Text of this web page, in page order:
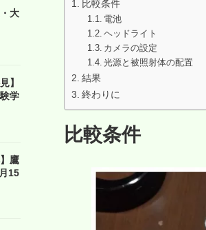
比較条件
電池
ヘッドライト
カメラの設定
光源と被照射体の配置
結果
終わりに
比較条件
大
】
学
鷹
15